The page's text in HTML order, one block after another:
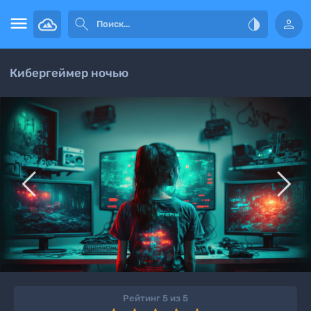
   
Кибергеймер ночью
 
Рейтинг 5 из 5